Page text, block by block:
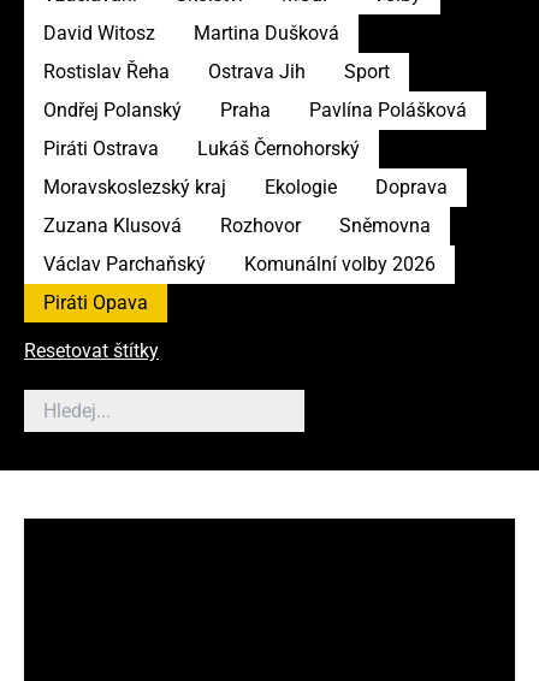
David Witosz
Martina Dušková
Rostislav Řeha
Ostrava Jih
Sport
Ondřej Polanský
Praha
Pavlína Polášková
Piráti Ostrava
Lukáš Černohorský
Moravskoslezský kraj
Ekologie
Doprava
Zuzana Klusová
Rozhovor
Sněmovna
Václav Parchaňský
Komunální volby 2026
Piráti Opava
Resetovat štítky